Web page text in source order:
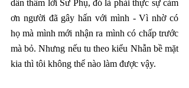
dần thấm lời Sư Phụ, đó là phải thực sự cảm
ơn người đã gây hấn với mình - Vì nhờ có
họ mà mình mới nhận ra mình có chấp trước
mà bỏ. Nhưng nếu tu theo kiểu Nhẫn bề mặt
kia thì tôi không thể nào làm được vậy.